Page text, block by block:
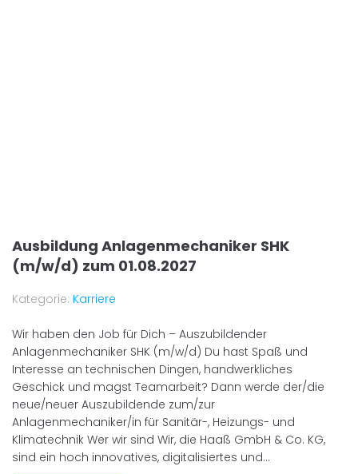
Ausbildung Anlagenmechaniker SHK
(m/w/d) zum 01.08.2027
Kategorie: Karriere
Wir haben den Job für Dich – Auszubildender
Anlagenmechaniker SHK (m/w/d) Du hast Spaß und
Interesse an technischen Dingen, handwerkliches
Geschick und magst Teamarbeit? Dann werde der/die
neue/neuer Auszubildende zum/zur
Anlagenmechaniker/in für Sanitär-, Heizungs- und
Klimatechnik Wer wir sind Wir, die Haaß GmbH & Co. KG,
sind ein hoch innovatives, digitalisiertes und...